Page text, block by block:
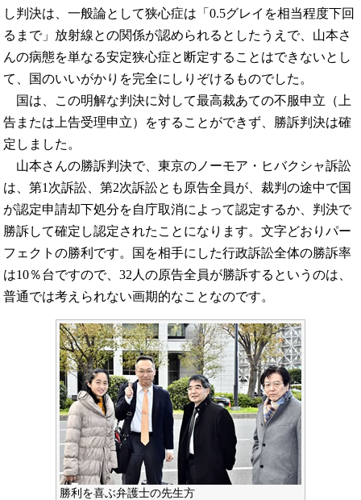
し判決は、一般論として狭心症は「0.5グレイを相当程度下回
るまで」放射線との関係が認められるとしたうえで、山本さ
んの病態を単なる安定狭心症と断定することはできないとし
て、国のいいがかりを完全にしりぞけるものでした。
国は、この明解な判決に対して最高裁あての不服申立（上
告または上告受理申立）をすることができず、勝訴判決は確
定しました。
山本さんの勝訴判決で、東京のノーモア・ヒバクシャ訴訟
は、第1次訴訟、第2次訴訟とも原告全員が、裁判の途中で国
が認定申請却下処分を自庁取消によって認定するか、判決で
勝訴して確定し認定されたことになります。文字どおりパー
フェクトの勝利です。国を相手にした行政訴訟全体の勝訴率
は10％台ですので、32人の原告全員が勝訴するというのは、
普通では考えられない画期的なことなのです。
勝利を喜ぶ弁護士の先生方